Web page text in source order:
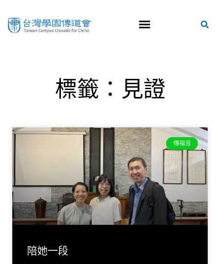
標籤：見證
傳福音
陪她一段